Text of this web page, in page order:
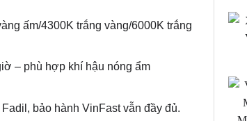
ấm/4300K trắng vàng/6000K trắng
– phù hợp khí hậu nóng ẩm
bảo hành VinFast vẫn đầy đủ.